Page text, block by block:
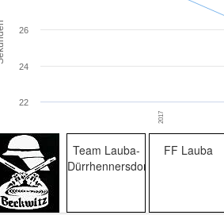
2017
22
24
26
Team Lauba-
Dürrhennersdorf
FF Lauba